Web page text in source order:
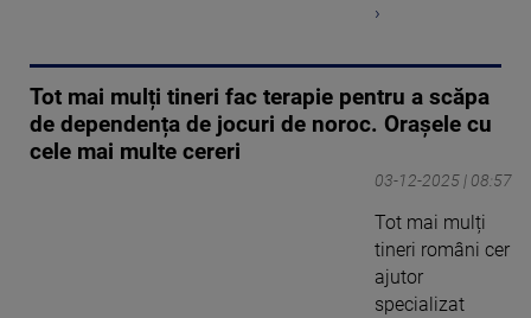
›
Tot mai mulți tineri fac terapie pentru a scăpa
de dependența de jocuri de noroc. Orașele cu
cele mai multe cereri
03-12-2025 | 08:57
Tot mai mulți
tineri români cer
ajutor
specializat